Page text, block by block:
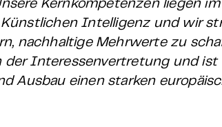
Kernkompetenzen liegen
Intelligenz und wir
nachhaltige Mehrwerte zu
der Interessenvertretung und ist
Ausbau einen starken